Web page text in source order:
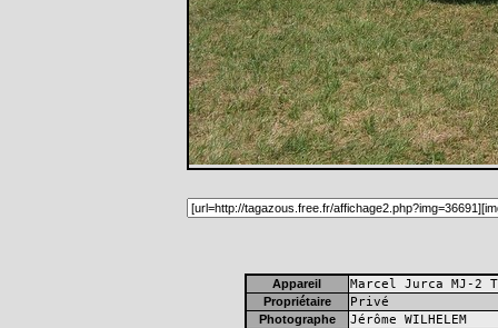
Appareil Marcel Jurca MJ-2
Propriétaire Privé
Photographe Jérôme WILHELEM